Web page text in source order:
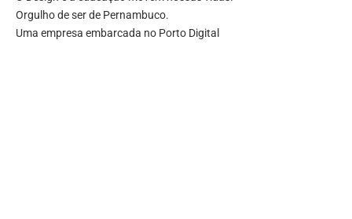
Orgulho de ser de Pernambuco.
Uma empresa embarcada no Porto Digital